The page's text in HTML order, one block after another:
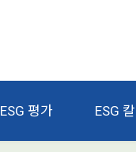
ESG 평가 ESG